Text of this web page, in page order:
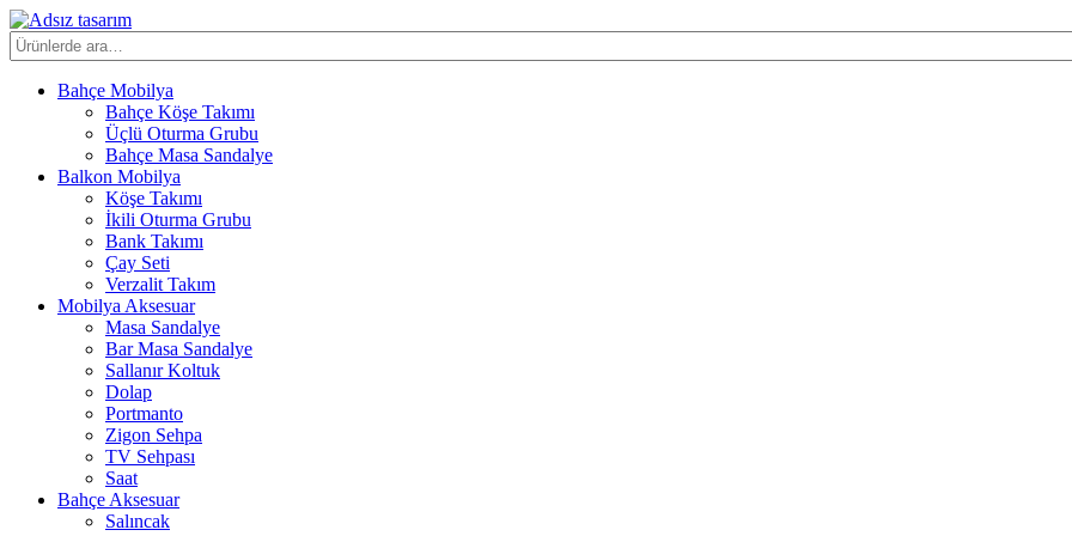
İçeriğe
atla
Ara:
Bahçe Mobilya
Bahçe Köşe Takımı
Üçlü Oturma Grubu
Bahçe Masa Sandalye
Balkon Mobilya
Köşe Takımı
İkili Oturma Grubu
Bank Takımı
Çay Seti
Verzalit Takım
Mobilya Aksesuar
Masa Sandalye
Bar Masa Sandalye
Sallanır Koltuk
Dolap
Portmanto
Zigon Sehpa
TV Sehpası
Saat
Bahçe Aksesuar
Salıncak